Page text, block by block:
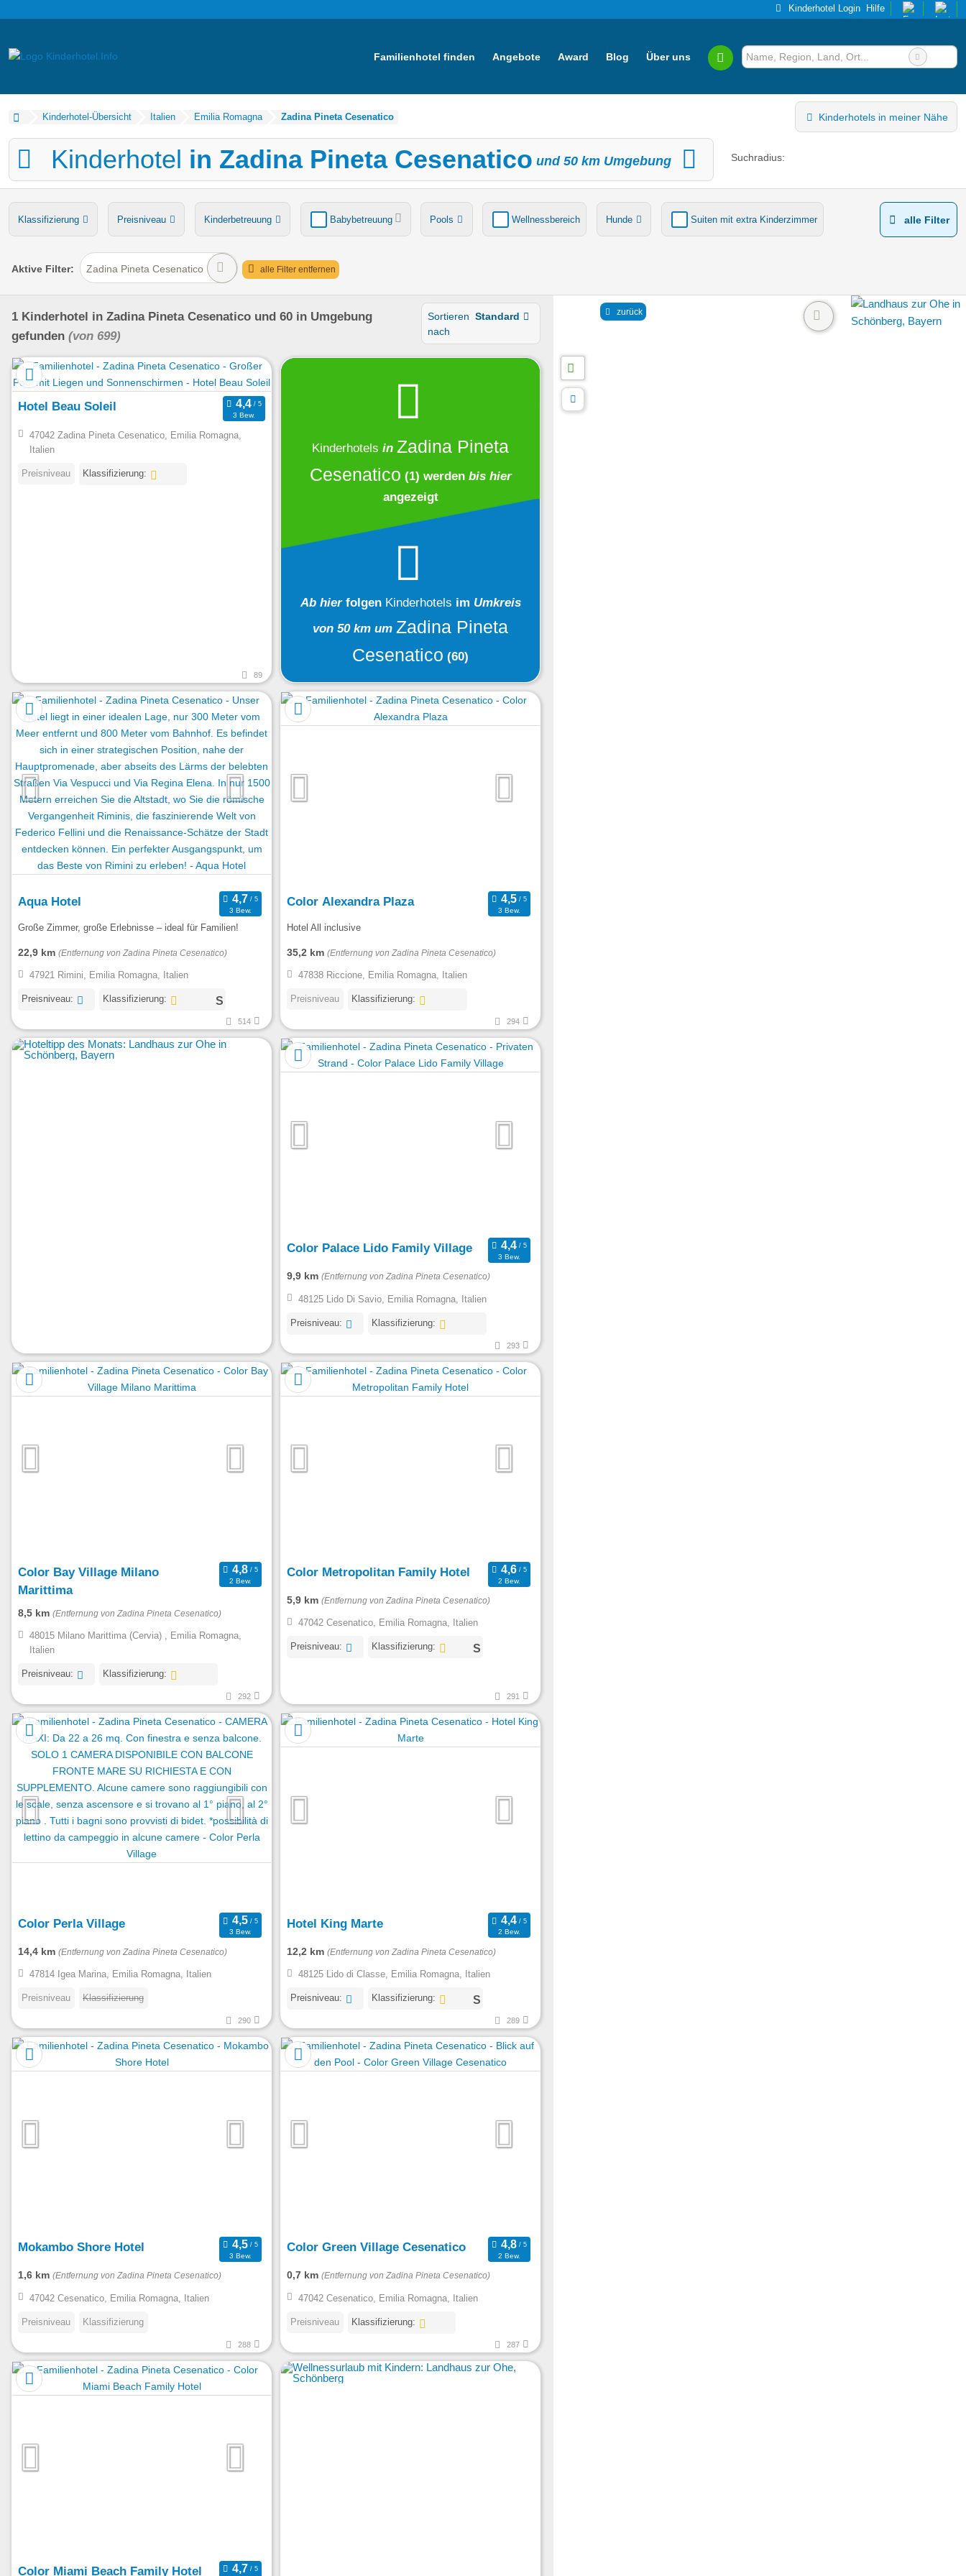
Kinderhotel Login Hilfe
Familienhotel finden Angebote Award Blog Über uns
Kinderhotel-Übersicht Italien Emilia Romagna Zadina Pineta Cesenatico Kinderhotels in meiner Nähe
Kinderhotel in Zadina Pineta Cesenatico und 50 km Umgebung Suchradius:
Klassifizierung Preisniveau Kinderbetreuung Babybetreuung Pools Wellnessbereich Hunde Suiten mit extra Kinderzimmer
Verpflegung Bauernhof Ponyreiten Wasserrutsche
alle Filter
Aktive Filter: Zadina Pineta Cesenatico alle Filter entfernen
1 Kinderhotel in Zadina Pineta Cesenatico und 60 in Umgebung
gefunden (von 699)
Sortieren
nach
Standard
Hotel Beau Soleil
3 Bew.
47042 Zadina Pineta Cesenatico, Emilia Romagna,
Italien
Preisniveau Klassifizierung:
89
Kinderhotels in Zadina Pineta
Cesenatico (1) werden bis hier
angezeigt
Ab hier folgen Kinderhotels im Umkreis
von 50 km um Zadina Pineta
Cesenatico (60)
Aqua Hotel
3 Bew.
Große Zimmer, große Erlebnisse – ideal für Familien!
22,9 km (Entfernung von Zadina Pineta Cesenatico)
47921 Rimini, Emilia Romagna, Italien
Preisniveau: Klassifizierung:
514
Color Alexandra Plaza
3 Bew.
Hotel All inclusive
35,2 km (Entfernung von Zadina Pineta Cesenatico)
47838 Riccione, Emilia Romagna, Italien
Preisniveau Klassifizierung:
294
Color Palace Lido Family Village
3 Bew.
9,9 km (Entfernung von Zadina Pineta Cesenatico)
48125 Lido Di Savio, Emilia Romagna, Italien
Preisniveau: Klassifizierung:
293
Color Bay Village Milano
Marittima
2 Bew.
8,5 km (Entfernung von Zadina Pineta Cesenatico)
48015 Milano Marittima (Cervia) , Emilia Romagna,
Italien
Preisniveau: Klassifizierung:
292
Color Metropolitan Family Hotel
2 Bew.
5,9 km (Entfernung von Zadina Pineta Cesenatico)
47042 Cesenatico, Emilia Romagna, Italien
Preisniveau: Klassifizierung:
291
Color Perla Village
3 Bew.
14,4 km (Entfernung von Zadina Pineta Cesenatico)
47814 Igea Marina, Emilia Romagna, Italien
Preisniveau Klassifizierung
290
Hotel King Marte
2 Bew.
12,2 km (Entfernung von Zadina Pineta Cesenatico)
48125 Lido di Classe, Emilia Romagna, Italien
Preisniveau: Klassifizierung:
289
Mokambo Shore Hotel
3 Bew.
1,6 km (Entfernung von Zadina Pineta Cesenatico)
47042 Cesenatico, Emilia Romagna, Italien
Preisniveau Klassifizierung
288
Color Green Village Cesenatico
2 Bew.
0,7 km (Entfernung von Zadina Pineta Cesenatico)
47042 Cesenatico, Emilia Romagna, Italien
Preisniveau Klassifizierung:
287
Color Miami Beach Family Hotel
zurück